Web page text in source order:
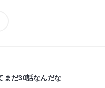
まだ30話なんだな